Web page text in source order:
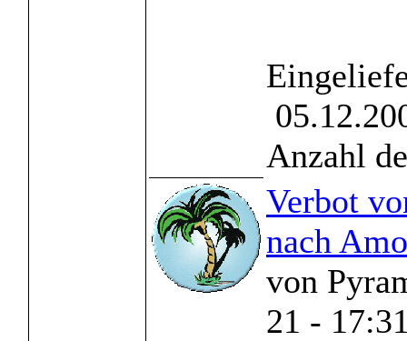
Anzahl
Verbot
nach
von
21 -